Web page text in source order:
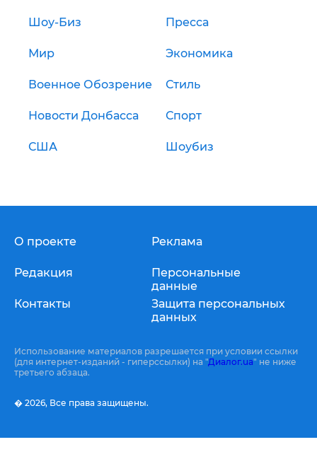
Шоу-Биз Пресса
Мир Экономика
Военное Обозрение Стиль
Новости Донбасса Спорт
США Шоубиз
О проекте
Редакция
Контакты
Реклама
Персональные
данные
Защита персональных
данных
Использование материалов разрешается при условии ссылки
(для интернет-изданий - гиперссылки) на "Диалог.ua" не ниже
третьего абзаца.
� 2026, Все права защищены.